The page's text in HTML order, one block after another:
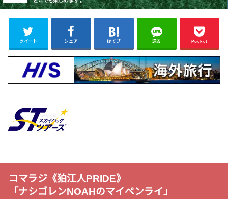
ツイート シェア はてブ 送る Pocket
コマラジ《狛江人PRIDE》
「ナシゴレンNOAHのマイペンライ」